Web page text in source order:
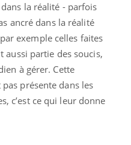
la réalité - parfois
ancré dans la réalité
exemple celles faites
aussi partie des soucis,
à gérer. Cette
présente dans les
c’est ce qui leur donne